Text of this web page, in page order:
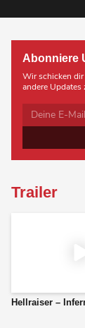
Abonniere
Wir schicken dir
andere Updates
Trailer
Hellraiser –